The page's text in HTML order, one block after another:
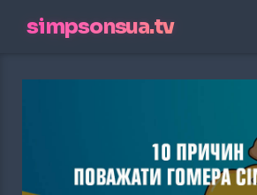
simpsonsua.tv